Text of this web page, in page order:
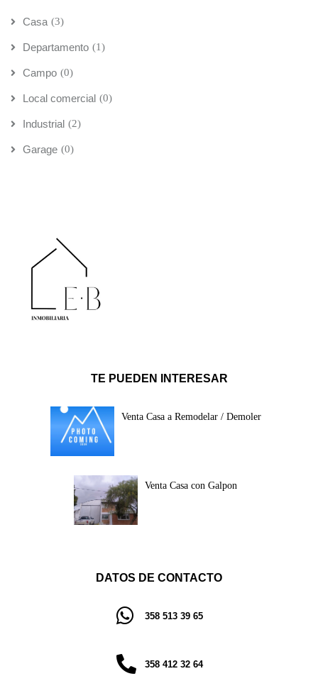
Casa (3)
Departamento (1)
Campo (0)
Local comercial (0)
Industrial (2)
Garage (0)
TE PUEDEN INTERESAR
Venta Casa a Remodelar / Demoler
Venta Casa con Galpon
DATOS DE CONTACTO
358 513 39 65
358 412 32 64